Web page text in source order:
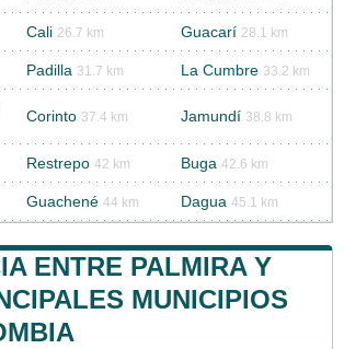
Cali 26.7 km Guacarí 28.1 km
Padilla 31.7 km La Cumbre 33.2 km
Corinto 37.4 km Jamundí 38.8 km
Restrepo 42 km Buga 42.6 km
Guachené 44 km Dagua 45.1 km
ENTRE PALMIRA Y
MUNICIPIOS